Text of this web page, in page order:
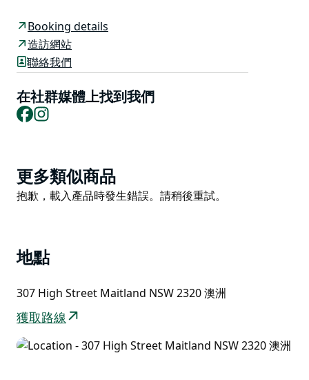
始建於 1870 年代，透過其傳統和工業設計與華麗的家具
完美融合了奢華和舒適。
他們精緻的雞尾酒菜單、不拘一格的葡萄酒單、種類繁多
他們有一系列令人興奮的分享盤可供搭配。
如果您不喜歡分享，請務必嘗試他們的美味主餐。他們的
Booking details
造訪網站
聯絡我們
在社群媒體上找到我們
Facebook
Product
List
更多類似商品
Product
抱歉，載入產品時發生錯誤。請稍後重試。
地點
307 High Street Maitland NSW 2320 澳洲
獲取路線